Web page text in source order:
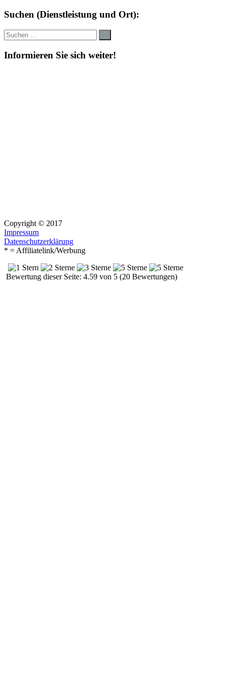
Suchen (Dienstleistung und Ort):
Suche
nach:
Informieren Sie sich weiter!
Copyright © 2017
Impressum
Datenschutzerklärung
* = Affiliatelink/Werbung
Bewertung dieser Seite: 4.59 von 5 (20 Bewertungen)